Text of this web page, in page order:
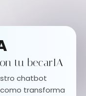
tu becarIA
chatbot
transforma